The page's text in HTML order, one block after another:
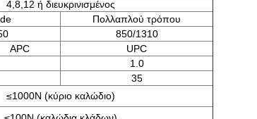
4,8,12 ή διευκρινισμένος
Πολλαπλού τρόπου
850/1310
APC
UPC
1.0
35
≤1000N (κύριο καλώδιο)